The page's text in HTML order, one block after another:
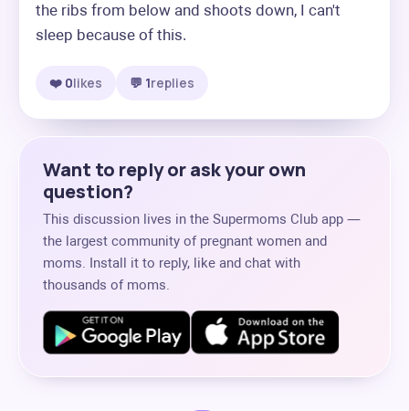
the ribs from below and shoots down, I can't
sleep because of this.
❤️ 0likes 💬 1replies
Want to reply or ask your own
question?
This discussion lives in the Supermoms Club app —
the largest community of pregnant women and
moms. Install it to reply, like and chat with
thousands of moms.